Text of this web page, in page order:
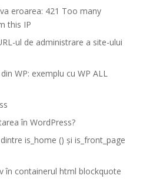
eroarea: 421 Too many
this IP
ul de administrare a site-ului
WP: exemplu cu WP ALL
în WordPress?
is_home () și is_front_page
în containerul html blockquote